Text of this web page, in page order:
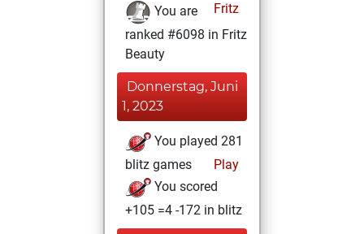
Fritz
You are
ranked #6098 in Fritz
Beauty
Donnerstag, Juni
1, 2023
You played 281
blitz games
Play
You scored
+105 =4 -172 in blitz